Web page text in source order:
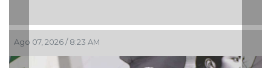
Ago 07, 2026 / 8:23 AM